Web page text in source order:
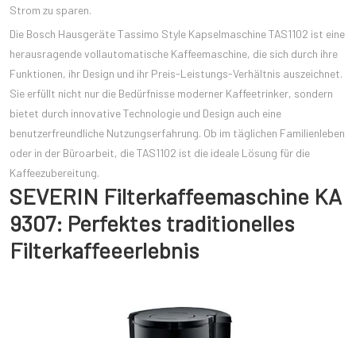
Strom zu sparen.
Die Bosch Hausgeräte Tassimo Style Kapselmaschine TAS1102 ist eine
herausragende vollautomatische Kaffeemaschine, die sich durch ihre
Funktionen, ihr Design und ihr Preis-Leistungs-Verhältnis auszeichnet.
Sie erfüllt nicht nur die Bedürfnisse moderner Kaffeetrinker, sondern
bietet durch innovative Technologie und Design auch eine
benutzerfreundliche Nutzungserfahrung. Ob im täglichen Familienleben
oder in der Büroarbeit, die TAS1102 ist die ideale Lösung für die
Kaffeezubereitung.
SEVERIN Filterkaffeemaschine KA
9307: Perfektes traditionelles
Filterkaffeeerlebnis